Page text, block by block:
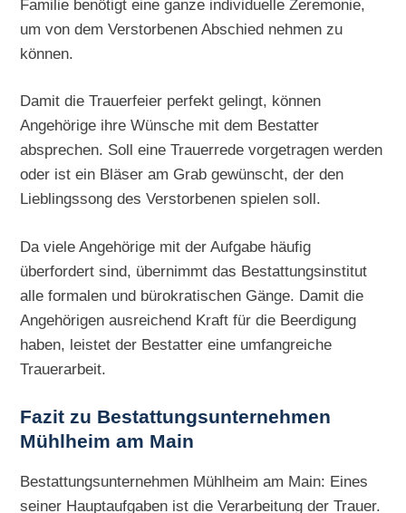
Familie benötigt eine ganze individuelle Zeremonie,
um von dem Verstorbenen Abschied nehmen zu
können.
Damit die Trauerfeier perfekt gelingt, können
Angehörige ihre Wünsche mit dem Bestatter
absprechen. Soll eine Trauerrede vorgetragen werden
oder ist ein Bläser am Grab gewünscht, der den
Lieblingssong des Verstorbenen spielen soll.
Da viele Angehörige mit der Aufgabe häufig
überfordert sind, übernimmt das Bestattungsinstitut
alle formalen und bürokratischen Gänge. Damit die
Angehörigen ausreichend Kraft für die Beerdigung
haben, leistet der Bestatter eine umfangreiche
Trauerarbeit.
Fazit zu Bestattungsunternehmen
Mühlheim am Main
Bestattungsunternehmen Mühlheim am Main: Eines
seiner Hauptaufgaben ist die Verarbeitung der Trauer.